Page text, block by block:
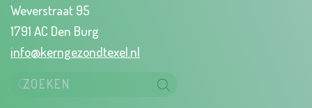
Weverstraat 95
1791 AC Den Burg
info@kerngezondtexel.nl